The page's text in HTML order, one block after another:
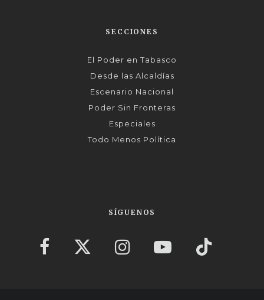
SECCIONES
El Poder en Tabasco
Desde las Alcaldías
Escenario Nacional
Poder Sin Fronteras
Especiales
Todo Menos Política
SÍGUENOS